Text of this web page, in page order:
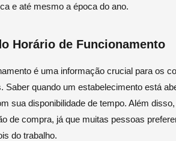
e até mesmo a época do ano.
Horário de Funcionamento
é uma informação crucial para os
Saber quando um estabelecimento está
sua disponibilidade de tempo. Além
de compra, já que muitas pessoas
do trabalho.